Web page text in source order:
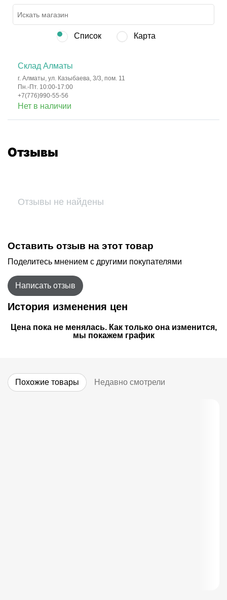
Список Карта
Склад Алматы
г. Алматы, ул. Казыбаева, 3/3, пом. 11
Пн.-Пт. 10:00-17:00
+7(776)990-55-56
Нет в наличии
Отзывы
Отзывы не найдены
Оставить отзыв на этот товар
Поделитесь мнением с другими покупателями
Написать отзыв
История изменения цен
Цена пока не менялась. Как только она изменится,
мы покажем график
Похожие товары Недавно смотрели